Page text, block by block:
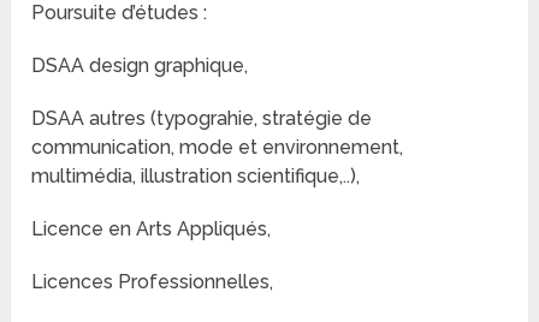
Poursuite d’études :
DSAA design graphique,
DSAA autres (typograhie, stratégie de
communication, mode et environnement,
multimédia, illustration scientifique,..),
Licence en Arts Appliqués,
Licences Professionnelles,